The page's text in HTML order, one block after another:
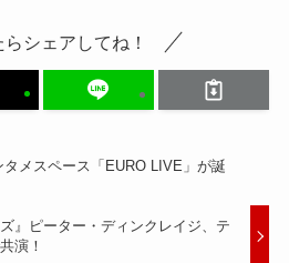
シェアしてね！
メスペース「EURO LIVE」が誕
』ピーター・ディンクレイジ、テ
演！